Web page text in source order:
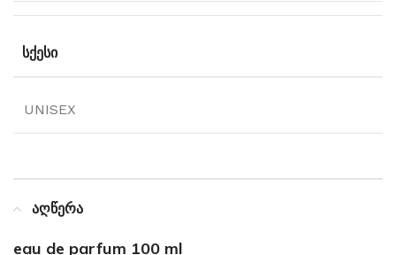
ᲡᲥᲔᲡᲘ
UNISEX
აღწერა
eau de parfum 100 ml